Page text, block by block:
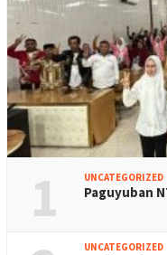
1 UNCATEGORIZED
Paguyuban
UNCATEGORIZED